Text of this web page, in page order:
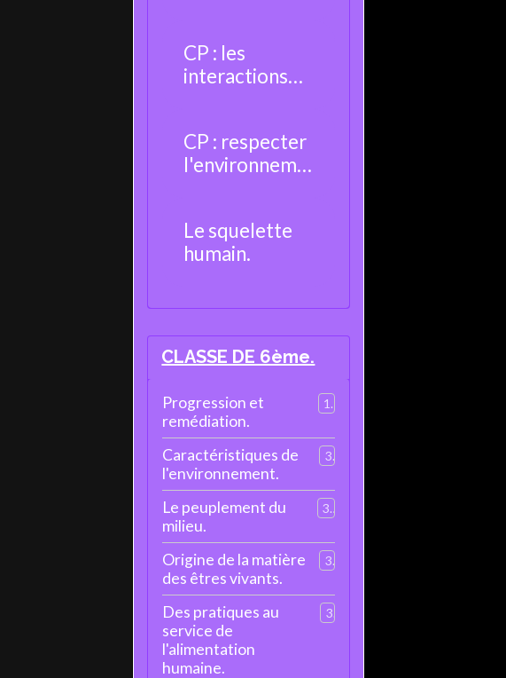
CP : les
interactions
CP : respecter
l'environneme
Le squelette
humain.
CLASSE DE 6ème.
Progression et
remédiation.
1
Caractéristiques de
l'environnement.
3
Le peuplement du
milieu.
3
Origine de la matière
des êtres vivants.
3
Des pratiques au
service de
l'alimentation
humaine.